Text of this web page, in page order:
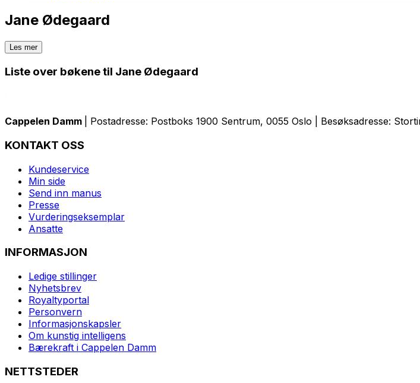
Jane Ødegaard
Les mer
Liste over bøkene til Jane Ødegaard
Cappelen Damm | Postadresse: Postboks 1900 Sentrum, 0055 Oslo | Besøksadresse:
KONTAKT OSS
Kundeservice
Min side
Send inn manus
Presse
Vurderingseksemplar
Ansatte
INFORMASJON
Ledige stillinger
Nyhetsbrev
Royaltyportal
Personvern
Informasjonskapsler
Om kunstig intelligens
Bærekraft i Cappelen Damm
NETTSTEDER